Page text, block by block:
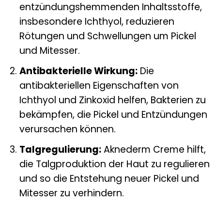
entzündungshemmenden Inhaltsstoffe,
insbesondere Ichthyol, reduzieren
Rötungen und Schwellungen um Pickel
und Mitesser.
Antibakterielle Wirkung:Die
antibakteriellen Eigenschaften von
Ichthyol und Zinkoxid helfen, Bakterien zu
bekämpfen, die Pickel und Entzündungen
verursachen können.
Talgregulierung:Aknederm Creme hilft,
die Talgproduktion der Haut zu regulieren
und so die Entstehung neuer Pickel und
Mitesser zu verhindern.